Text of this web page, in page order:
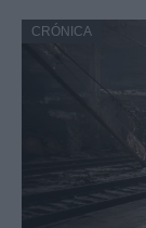
CRÓNICA